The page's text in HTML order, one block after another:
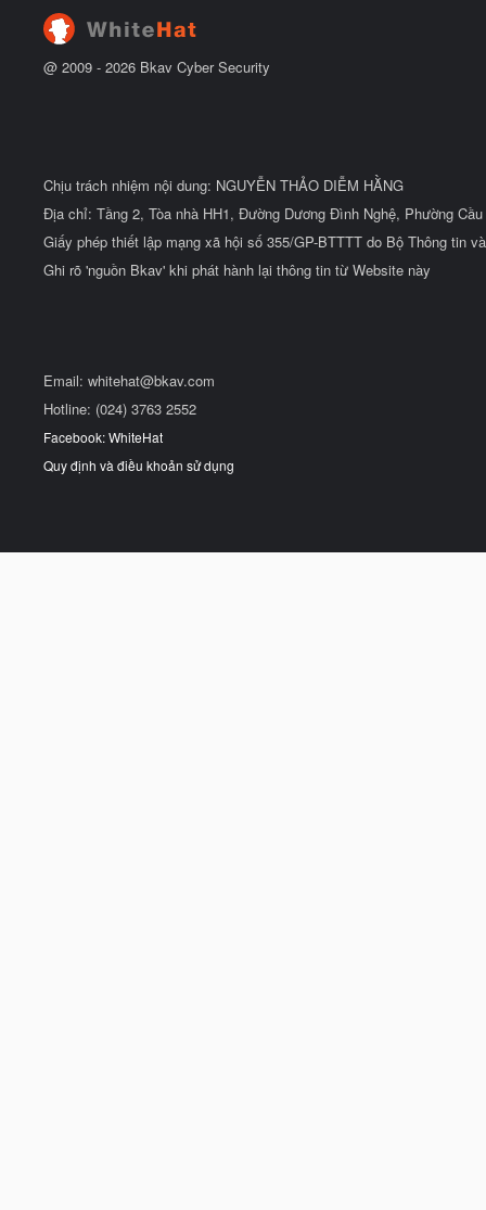
@ 2009 - 2026 Bkav Cyber Security
Chịu trách nhiệm nội dung: NGUYỄN THẢO DIỄM HẰNG
Địa chỉ: Tầng 2, Tòa nhà HH1, Đường Dương Đình Nghệ, Phường
Giấy phép thiết lập mạng xã hội số 355/GP-BTTTT do Bộ Thông tin
Ghi rõ 'nguồn Bkav' khi phát hành lại thông tin từ Website này
Email: whitehat@bkav.com
Hotline: (024) 3763 2552
Facebook: WhiteHat
Quy định và điều khoản sử dụng